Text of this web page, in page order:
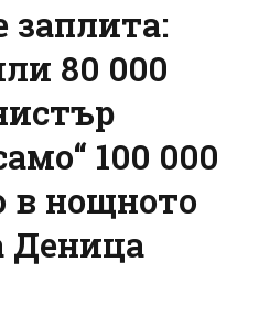
заплита:
80 000
100 000
в нощното
Деница